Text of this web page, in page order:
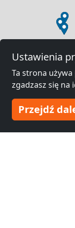
Ustawienia
Ta strona
zgadzasz się na
Przejdź